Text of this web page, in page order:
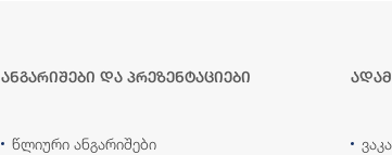
ანგარიშები და პრეზენტაციები
წლიური ანგარიშები